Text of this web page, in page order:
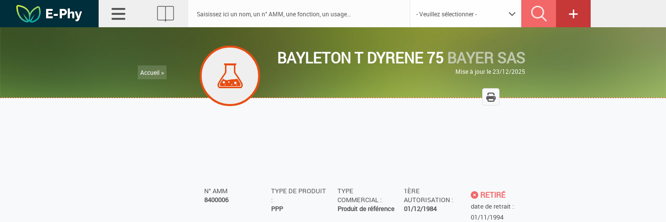
Accueil >
BAYLETON T DYRENE 75 BAYER SAS
Mise à jour le 23/12/2025
N° AMM
8400006
TYPE DE PRODUIT
:
PPP
TYPE
COMMERCIAL :
Produit de référence
1ÈRE
AUTORISATION :
01/12/1984
RETIRÉ
date de retrait :
01/11/1994